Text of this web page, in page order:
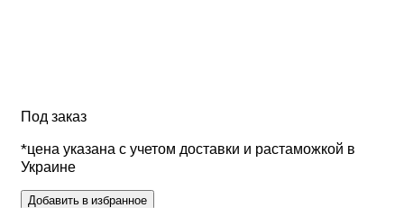
Под заказ
*цена указана с учетом доставки и растаможкой в
Украине
Добавить в избранное